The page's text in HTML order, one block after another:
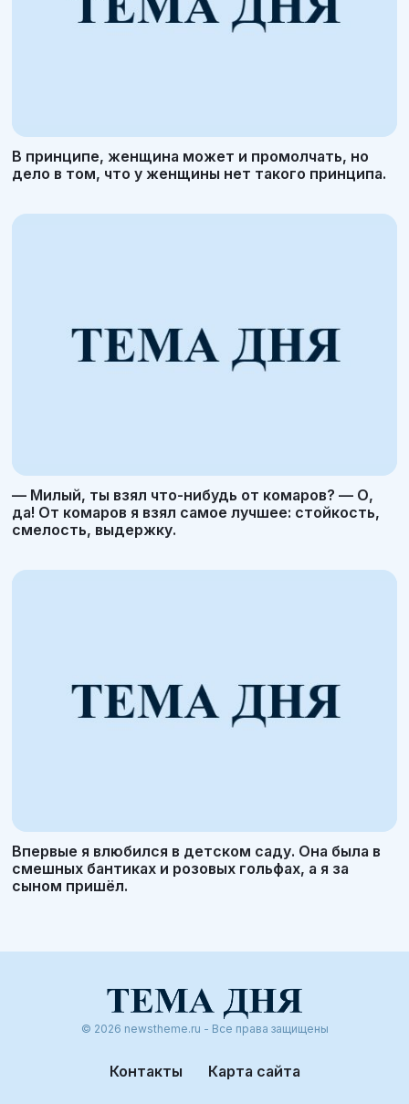
В принципе, женщина может и промолчать, но
дело в том, что у женщины нет такого принципа.
— Милый, ты взял что-нибудь от комаров? — О,
да! От комаров я взял самое лучшее: стойкость,
смелость, выдержку.
Впервые я влюбился в детском саду. Она была в
смешных бантиках и розовых гольфах, а я за
сыном пришёл.
© 2026 newstheme.ru - Все права защищены
Контакты Карта сайта